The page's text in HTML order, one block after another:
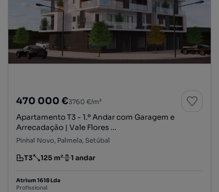
470 000 €3760 €/m²
Apartamento T3 - 1.º Andar com Garagem e
Arrecadação | Vale Flores ...
Pinhal Novo, Palmela, Setúbal
Tipologia
T3
Preço por metro quadrado
125 m²
Andar 1 andar
Atrium 1618 Lda
Profissional